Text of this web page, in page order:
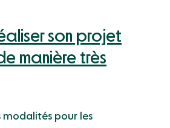
son projet
manière très
modalités pour les